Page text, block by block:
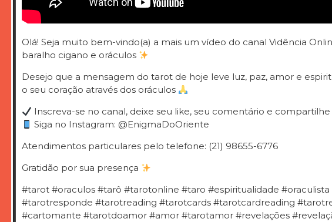
Olá! Seja muito bem-vindo(a) a mais um vídeo do canal Vidência
baralho cigano e oráculos
Desejo que a mensagem do tarot de hoje leve luz, paz, amor e
o seu coração através dos oráculos
Inscreva-se no canal, deixe seu like, seu comentário e compartilhe
Siga no Instagram: @EnigmaDoOriente
Atendimentos particulares pelo telefone: (21) 98655-6776
Gratidão por sua presença
#tarot #oraculos #tarô #tarotonline #taro #espiritualidade
#tarotresponde #tarotreading #tarotcards #tarotcardreading
#cartomante #tarotdoamor #amor #tarotamor #revelações